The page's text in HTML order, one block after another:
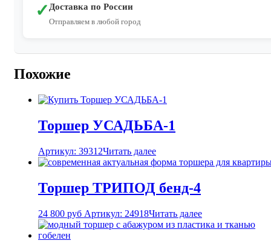
✓Доставка по России
Отправляем в любой город
Похожие
Торшер УСАДЬБА-1
Артикул: 39312Читать далее
Торшер ТРИПОД бенд-4
24 800 руб Артикул: 24918Читать далее